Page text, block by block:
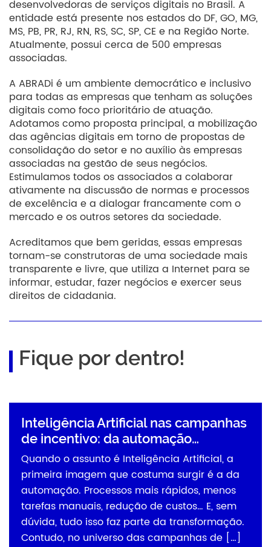
desenvolvedoras de serviços digitais no Brasil. A
entidade está presente nos estados do DF, GO, MG,
MS, PB, PR, RJ, RN, RS, SC, SP, CE e na Região Norte.
Atualmente, possui cerca de 500 empresas
associadas.
A ABRADi é um ambiente democrático e inclusivo
para todas as empresas que tenham as soluções
digitais como foco prioritário de atuação.
Adotamos como proposta principal, a mobilização
das agências digitais em torno de propostas de
consolidação do setor e no auxílio às empresas
associadas na gestão de seus negócios.
Estimulamos todos os associados a colaborar
ativamente na discussão de normas e processos
de excelência e a dialogar francamente com o
mercado e os outros setores da sociedade.
Acreditamos que bem geridas, essas empresas
tornam-se construtoras de uma sociedade mais
transparente e livre, que utiliza a Internet para se
informar, estudar, fazer negócios e exercer seus
direitos de cidadania.
Fique por dentro!
Inteligência Artificial nas campanhas
de incentivo: da automação…
Quando o assunto é Inteligência Artificial, a
primeira imagem que costuma surgir é a da
automação. Processos mais rápidos, menos
tarefas manuais, redução de custos… E, sem
dúvida, tudo isso faz parte da transformação.
Contudo, no universo das campanhas de […]